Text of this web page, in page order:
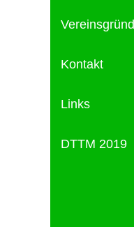
Kontakt
Links
DTTM 2019